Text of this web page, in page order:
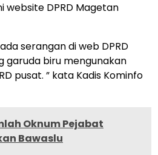
website DPRD Magetan
serangan di web DPRD
garuda biru mengunakan
pusat. ” kata Kadis Kominfo
Oknum Pejabat
Bawaslu